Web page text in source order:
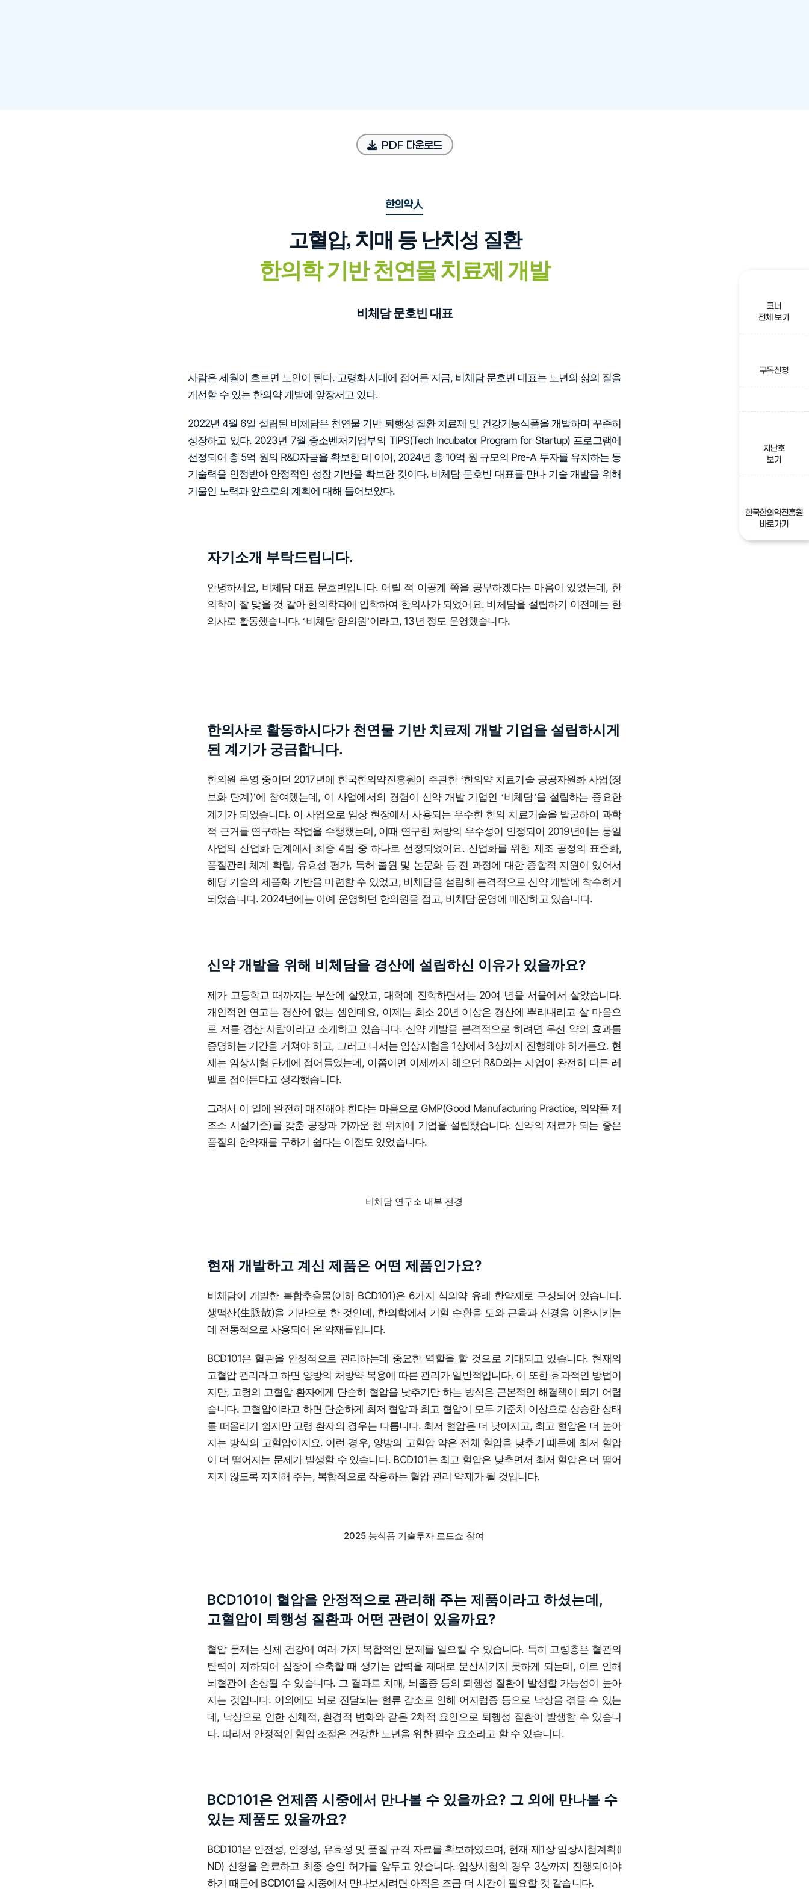
코너
전체 보기
구독신청
지난호
보기
한국한의약진흥원
바로가기
PDF 다운로드
한의약人
고혈압, 치매 등 난치성 질환
한의학 기반 천연물 치료제 개발
비체담 문호빈 대표
사람은 세월이 흐르면 노인이 된다. 고령화 시대에 접어든 지금, 비체담 문호빈 대표는 노년의 삶의 질을
개선할 수 있는 한의약 개발에 앞장서고 있다.
2022년 4월 6일 설립된 비체담은 천연물 기반 퇴행성 질환 치료제 및 건강기능식품을 개발하며 꾸준히
성장하고 있다. 2023년 7월 중소벤처기업부의 TIPS(Tech Incubator Program for Startup) 프로그램에
선정되어 총 5억 원의 R&D자금을 확보한 데 이어, 2024년 총 10억 원 규모의 Pre-A 투자를 유치하는 등
기술력을 인정받아 안정적인 성장 기반을 확보한 것이다. 비체담 문호빈 대표를 만나 기술 개발을 위해
기울인 노력과 앞으로의 계획에 대해 들어보았다.
자기소개 부탁드립니다.
안녕하세요, 비체담 대표 문호빈입니다. 어릴 적 이공계 쪽을 공부하겠다는 마음이 있었는데, 한
의학이 잘 맞을 것 같아 한의학과에 입학하여 한의사가 되었어요. 비체담을 설립하기 이전에는 한
의사로 활동했습니다. ‘비체담 한의원’이라고, 13년 정도 운영했습니다.
한의사로 활동하시다가 천연물 기반 치료제 개발 기업을 설립하시게
된 계기가 궁금합니다.
한의원 운영 중이던 2017년에 한국한의약진흥원이 주관한 ‘한의약 치료기술 공공자원화 사업(정
보화 단계)’에 참여했는데, 이 사업에서의 경험이 신약 개발 기업인 ‘비체담’을 설립하는 중요한
계기가 되었습니다. 이 사업으로 임상 현장에서 사용되는 우수한 한의 치료기술을 발굴하여 과학
적 근거를 연구하는 작업을 수행했는데, 이때 연구한 처방의 우수성이 인정되어 2019년에는 동일
사업의 산업화 단계에서 최종 4팀 중 하나로 선정되었어요. 산업화를 위한 제조 공정의 표준화,
품질관리 체계 확립, 유효성 평가, 특허 출원 및 논문화 등 전 과정에 대한 종합적 지원이 있어서
해당 기술의 제품화 기반을 마련할 수 있었고, 비체담을 설립해 본격적으로 신약 개발에 착수하게
되었습니다. 2024년에는 아예 운영하던 한의원을 접고, 비체담 운영에 매진하고 있습니다.
신약 개발을 위해 비체담을 경산에 설립하신 이유가 있을까요?
제가 고등학교 때까지는 부산에 살았고, 대학에 진학하면서는 20여 년을 서울에서 살았습니다.
개인적인 연고는 경산에 없는 셈인데요, 이제는 최소 20년 이상은 경산에 뿌리내리고 살 마음으
로 저를 경산 사람이라고 소개하고 있습니다. 신약 개발을 본격적으로 하려면 우선 약의 효과를
증명하는 기간을 거쳐야 하고, 그러고 나서는 임상시험을 1상에서 3상까지 진행해야 하거든요. 현
재는 임상시험 단계에 접어들었는데, 이쯤이면 이제까지 해오던 R&D와는 사업이 완전히 다른 레
벨로 접어든다고 생각했습니다.
그래서 이 일에 완전히 매진해야 한다는 마음으로 GMP(Good Manufacturing Practice, 의약품 제
조소 시설기준)를 갖춘 공장과 가까운 현 위치에 기업을 설립했습니다. 신약의 재료가 되는 좋은
품질의 한약재를 구하기 쉽다는 이점도 있었습니다.
비체담 연구소 내부 전경
현재 개발하고 계신 제품은 어떤 제품인가요?
비체담이 개발한 복합추출물(이하 BCD101)은 6가지 식의약 유래 한약재로 구성되어 있습니다.
생맥산(生脈散)을 기반으로 한 것인데, 한의학에서 기혈 순환을 도와 근육과 신경을 이완시키는
데 전통적으로 사용되어 온 약재들입니다.
BCD101은 혈관을 안정적으로 관리하는데 중요한 역할을 할 것으로 기대되고 있습니다. 현재의
고혈압 관리라고 하면 양방의 처방약 복용에 따른 관리가 일반적입니다. 이 또한 효과적인 방법이
지만, 고령의 고혈압 환자에게 단순히 혈압을 낮추기만 하는 방식은 근본적인 해결책이 되기 어렵
습니다. 고혈압이라고 하면 단순하게 최저 혈압과 최고 혈압이 모두 기준치 이상으로 상승한 상태
를 떠올리기 쉽지만 고령 환자의 경우는 다릅니다. 최저 혈압은 더 낮아지고, 최고 혈압은 더 높아
지는 방식의 고혈압이지요. 이런 경우, 양방의 고혈압 약은 전체 혈압을 낮추기 때문에 최저 혈압
이 더 떨어지는 문제가 발생할 수 있습니다. BCD101는 최고 혈압은 낮추면서 최저 혈압은 더 떨어
지지 않도록 지지해 주는, 복합적으로 작용하는 혈압 관리 약제가 될 것입니다.
2025 농식품 기술투자 로드쇼 참여
BCD101이 혈압을 안정적으로 관리해 주는 제품이라고 하셨는데,
고혈압이 퇴행성 질환과 어떤 관련이 있을까요?
혈압 문제는 신체 건강에 여러 가지 복합적인 문제를 일으킬 수 있습니다. 특히 고령층은 혈관의
탄력이 저하되어 심장이 수축할 때 생기는 압력을 제대로 분산시키지 못하게 되는데, 이로 인해
뇌혈관이 손상될 수 있습니다. 그 결과로 치매, 뇌졸중 등의 퇴행성 질환이 발생할 가능성이 높아
지는 것입니다. 이외에도 뇌로 전달되는 혈류 감소로 인해 어지럼증 등으로 낙상을 겪을 수 있는
데, 낙상으로 인한 신체적, 환경적 변화와 같은 2차적 요인으로 퇴행성 질환이 발생할 수 있습니
다. 따라서 안정적인 혈압 조절은 건강한 노년을 위한 필수 요소라고 할 수 있습니다.
BCD101은 언제쯤 시중에서 만나볼 수 있을까요? 그 외에 만나볼 수
있는 제품도 있을까요?
BCD101은 안전성, 안정성, 유효성 및 품질 규격 자료를 확보하였으며, 현재 제1상 임상시험계획(I
ND) 신청을 완료하고 최종 승인 허가를 앞두고 있습니다. 임상시험의 경우 3상까지 진행되어야
하기 때문에 BCD101을 시중에서 만나보시려면 아직은 조금 더 시간이 필요할 것 같습니다.